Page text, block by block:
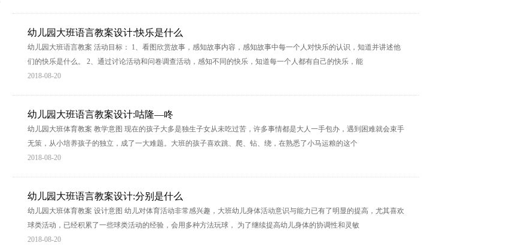
幼儿园大班语言教案设计:快乐是什么
幼儿园大班语言教案 活动目标： 1、看图欣赏故事，感知故事内容，感知故事中每一个人对快乐的认识，知道并讲述他
们的快乐是什么。 2、通过讨论活动和问卷调查活动，感知不同的快乐，知道每一个人都有自己的快乐，能
2018-08-20
幼儿园大班语言教案设计:咕隆—咚
幼儿园大班体育教案 教学意图 现在的孩子大多是独生子女从未吃过苦，许多事情都是大人一手包办，遇到困难就会束手
无策，从小培养孩子的独立，成了一大难题。大班的孩子喜欢跳、爬、钻、绕，在熟悉了小马运粮的这个
2018-08-20
幼儿园大班语言教案设计:分别是什么
幼儿园大班体育教案 设计意图 幼儿对体育活动非常感兴趣，大班幼儿身体活动意识与能力已有了明显的提高，尤其喜欢
球类活动，已经积累了一些球类活动的经验，会用多种方法玩球， 为了继续提高幼儿身体的协调性和灵敏
2018-08-20